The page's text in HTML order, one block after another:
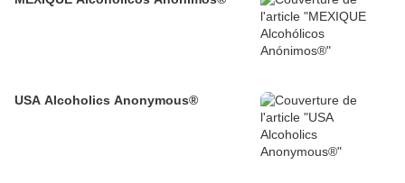
USA Alcoholics Anonymous®